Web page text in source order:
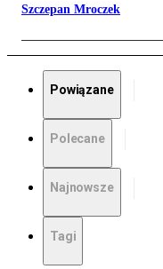
Szczepan Mroczek
Powiązane
Polecane
Najnowsze
Tagi